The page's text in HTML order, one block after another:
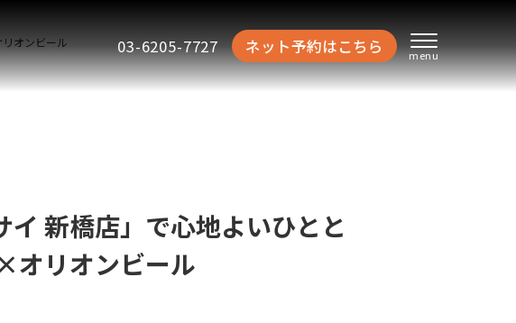
03-6205-7727 ネット予約はこちら
オンビール
新橋店」で心地よいひとと
オリオンビール